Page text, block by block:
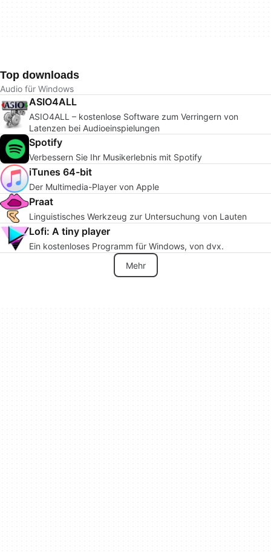
Top downloads
Audio für Windows
ASIO4ALL
ASIO4ALL – kostenlose Software zum Verringern von
Latenzen bei Audioeinspielungen
Spotify
Verbessern Sie Ihr Musikerlebnis mit Spotify
iTunes 64-bit
Der Multimedia-Player von Apple
Praat
Linguistisches Werkzeug zur Untersuchung von Lauten
Lofi: A tiny player
Ein kostenloses Programm für Windows, von dvx.
Mehr